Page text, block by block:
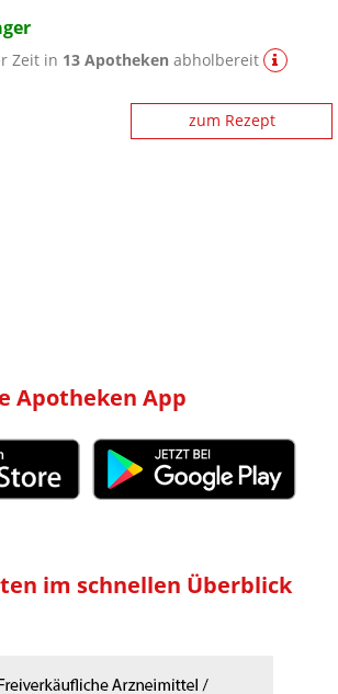
Zeit in 13 Apotheken abholbereit
zum Rezept
Apotheken App
im schnellen Überblick